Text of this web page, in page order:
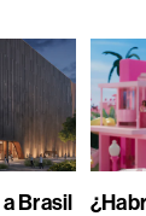
Brasil